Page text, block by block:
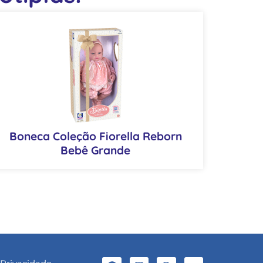
Boneca Coleção Fiorella Reborn
Bebê Grande